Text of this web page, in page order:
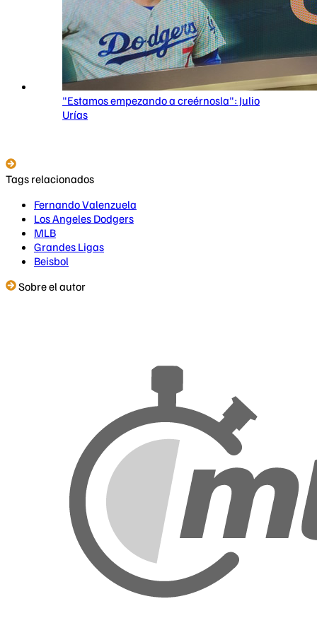
"Estamos empezando a creérnosla": Julio
Urías
Tags relacionados
Fernando Valenzuela
Los Angeles Dodgers
MLB
Grandes Ligas
Beisbol
Sobre el autor